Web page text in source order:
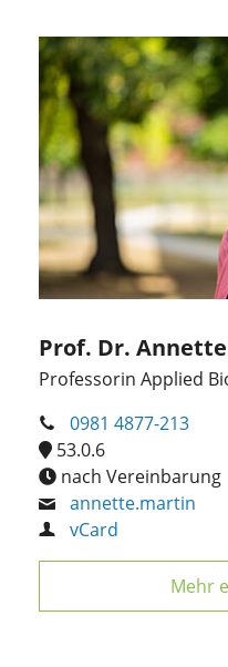
Prof. Dr.
Professorin Applied
0981 4877-213
53.0.6
nach Vereinbarung
annette.martin
vCard
Mehr